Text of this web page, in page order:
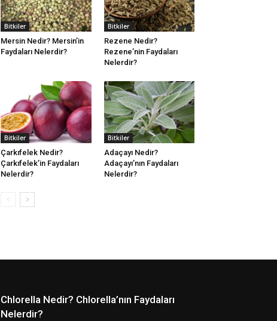
Bitkiler
Mersin Nedir? Mersin’in
Faydaları Nelerdir?
Bitkiler
Rezene Nedir?
Rezene’nin Faydaları
Nelerdir?
Bitkiler
Çarkıfelek Nedir?
Çarkıfelek’in Faydaları
Nelerdir?
Bitkiler
Adaçayı Nedir?
Adaçayı’nın Faydaları
Nelerdir?
Chlorella Nedir? Chlorella’nın Faydaları
Nelerdir?